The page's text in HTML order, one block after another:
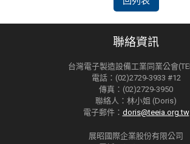
聯絡資訊
台灣電子製造設備工業同業公會
電話：(02)2729-3933 #12
傳真：(02)2729-3950
聯絡人：林小姐 (Doris)
電子郵件： doris@teeia.org.tw
展昭國際企業股份有限公司